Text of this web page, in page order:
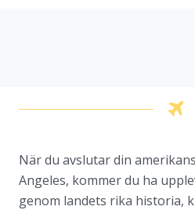
När du avslutar din
Angeles, kommer du ha
genom landets rika historia,